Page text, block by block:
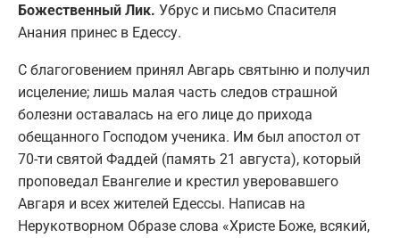
Божественный Лик. Убрус и письмо Спасителя
Анания принес в Едессу.
С благоговением принял Авгарь святыню и получил
исцеление; лишь малая часть следов страшной
болезни оставалась на его лице до прихода
обещанного Господом ученика. Им был апостол от
70-ти святой Фаддей (память 21 августа), который
проповедал Евангелие и крестил уверовавшего
Авгаря и всех жителей Едессы. Написав на
Нерукотворном Образе слова «Христе Боже, всякий,